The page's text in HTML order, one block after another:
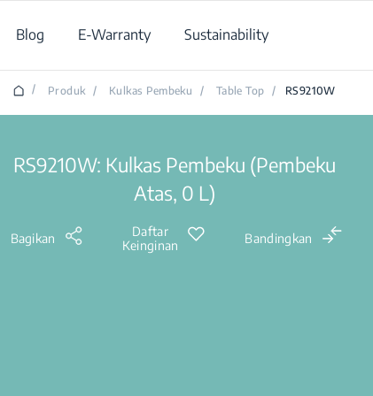
Blog E-Warranty Sustainability
/ Produk / Kulkas Pembeku / Table Top / RS9210W
RS9210W: Kulkas Pembeku (Pembeku
Atas, 0 L)
Bagikan
Daftar
Keinginan
Bandingkan